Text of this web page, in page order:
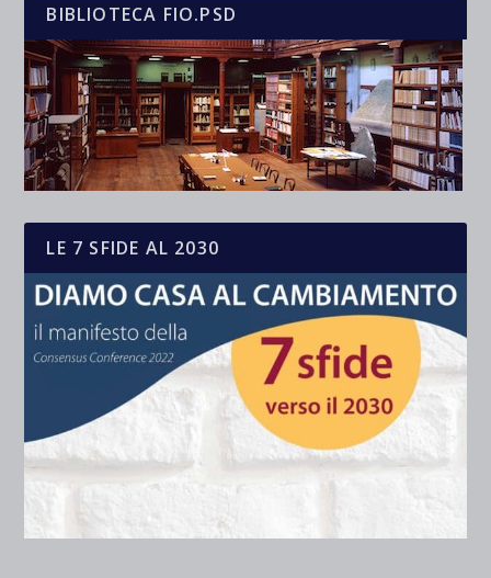
BIBLIOTECA FIO.PSD
LE 7 SFIDE AL 2030